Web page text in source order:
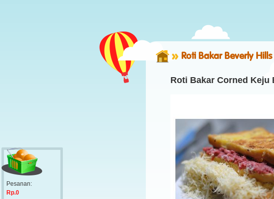
Pesanan:
Rp.0
Roti Bakar Beverly Hills
Roti Bakar Corned Keju